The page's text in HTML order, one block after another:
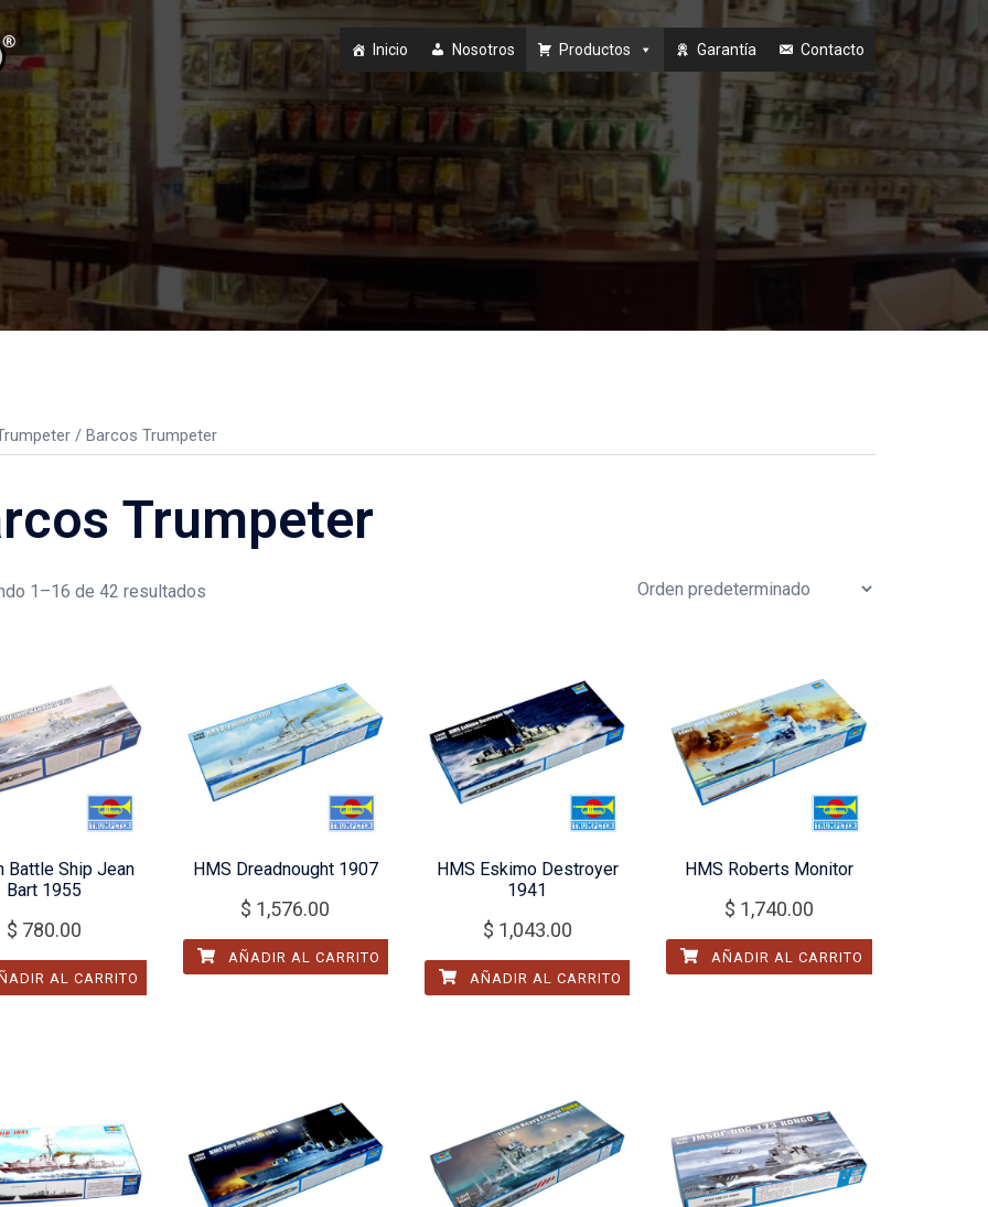
Inicio Nosotros Productos Garantía Contacto
/ Barcos Trumpeter
Trumpeter
1–16 de 42 resultados
Battle Ship Jean
Bart 1955
$ 780.00
AL CARRITO
HMS Dreadnought 1907
$ 1,576.00
AÑADIR AL CARRITO
HMS Eskimo Destroyer
1941
$ 1,043.00
AÑADIR AL CARRITO
HMS Roberts Monitor
$ 1,740.00
AÑADIR AL CARRITO